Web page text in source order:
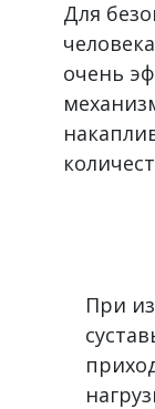
Для
очень
При